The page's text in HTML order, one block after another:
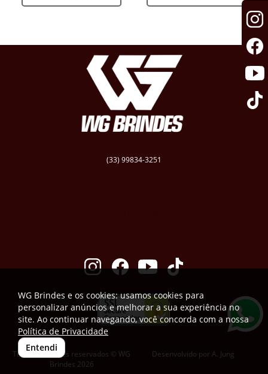
(33) 99834-3251
Todos os direitos reservados © WG
Brindes 2026
Desenvolvido por A. Jung
WG Brindes e os cookies: usamos cookies para
personalizar anúncios e melhorar a sua experiência no
site. Ao continuar navegando, você concorda com a nossa
Política de Privacidade
Entendi